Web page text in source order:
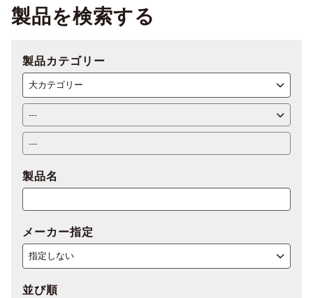
製品を検索する
製品カテゴリー
製品名
メーカー指定
並び順